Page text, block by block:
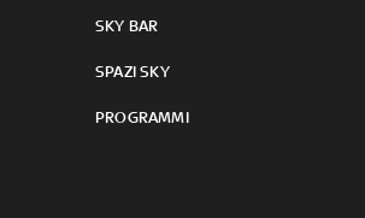
SKY BAR
SPAZI SKY
PROGRAMMI